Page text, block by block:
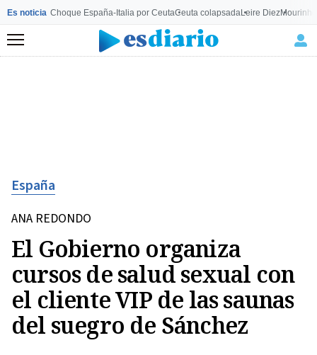
Es noticia Choque España-Italia por CeutaCeuta colapsadaLeire Diez
Menú
España
ANA REDONDO
El Gobierno organiza
cursos de salud sexual con
el cliente VIP de las saunas
del suegro de Sánchez